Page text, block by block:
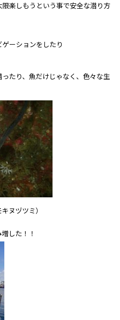
楽しもうという事で安全な潜り方
ーションをしたり
たり、魚だけじゃなく、色々な生
ヌヅツミ）
した！！